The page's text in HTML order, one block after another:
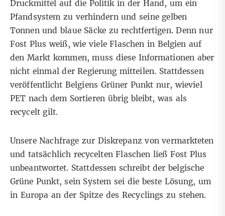
Druckmittel auf die Politik in der Hand, um ein
Pfandsystem zu verhindern und seine gelben
Tonnen und blaue Säcke zu rechtfertigen. Denn nur
Fost Plus weiß, wie viele Flaschen in Belgien auf
den Markt kommen, muss diese Informationen aber
nicht einmal der Regierung mitteilen. Stattdessen
veröffentlicht Belgiens Grüner Punkt nur, wieviel
PET nach dem Sortieren übrig bleibt, was als
recycelt gilt.
Unsere Nachfrage zur Diskrepanz von vermarkteten
und tatsächlich recycelten Flaschen ließ Fost Plus
unbeantwortet. Stattdessen schreibt der belgische
Grüne Punkt, sein System sei die beste Lösung, um
in Europa an der Spitze des Recyclings zu stehen.